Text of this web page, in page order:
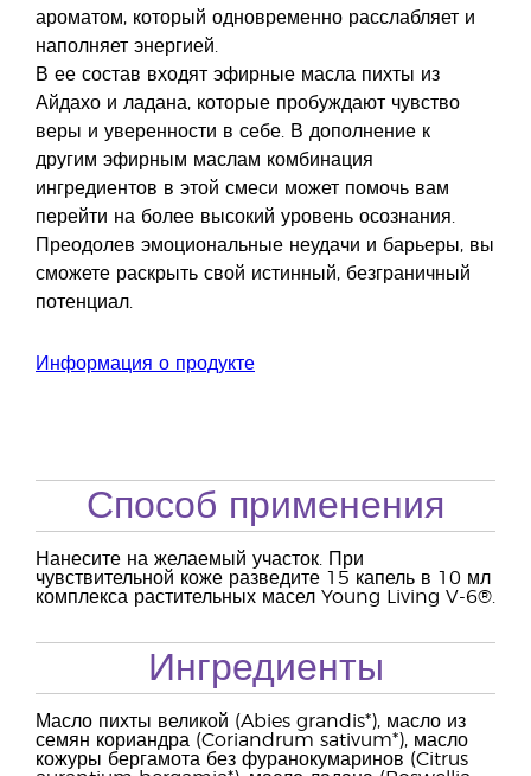
ароматом, который одновременно расслабляет и
наполняет энергией.
В ее состав входят эфирные масла пихты из
Айдахо и ладана, которые пробуждают чувство
веры и уверенности в себе. В дополнение к
другим эфирным маслам комбинация
ингредиентов в этой смеси может помочь вам
перейти на более высокий уровень осознания.
Преодолев эмоциональные неудачи и барьеры, вы
сможете раскрыть свой истинный, безграничный
потенциал.
Информация о продукте
Способ применения
Нанесите на желаемый участок. При
чувствительной коже разведите 15 капель в 10 мл
комплекса растительных масел Young Living V-6®.
Ингредиенты
Масло пихты великой (Abies grandis*), масло из
семян кориандра (Coriandrum sativum*), масло
кожуры бергамота без фуранокумаринов (Citrus